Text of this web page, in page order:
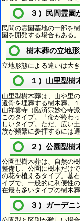
３）民間霊園
民間の霊園墓地の一部を
園を開発する場合もある
樹木葬の立地
立地形態による違いは大
１）山里型樹
山里型樹木葬は、山や里
遺骨を埋葬する樹木葬。
山祥雲寺（臨済宗妙心寺
このタイプ。「命が終わ
しいタイプ。ただ、広い
族が頻繁に参拝するには
２）公園型樹
公園型樹木葬は、自然の
整備し、公園に樹木だけ
の花を植えるタイプ。墓
イプで、一般的に利便性
在最も多いタイプの樹木葬
３）ガーデニ